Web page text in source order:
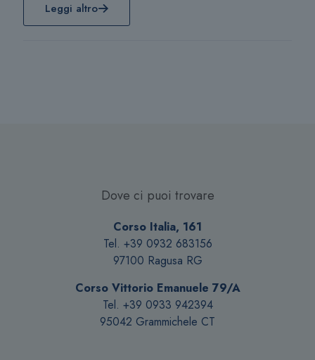
Leggi altro
Dove ci puoi trovare
Corso Italia, 161
Tel. +39 0932 683156
97100 Ragusa RG
Corso Vittorio Emanuele 79/A
Tel. +39 0933 942394
95042 Grammichele CT